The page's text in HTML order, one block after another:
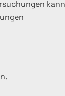
kann